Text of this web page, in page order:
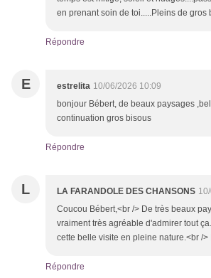
en prenant soin de toi.....Pleins de gros
Répondre
E estrelita 10/06/2026 10:09
bonjour Bébert, de beaux paysages
continuation gros bisous
Répondre
L LA FARANDOLE DES CHANSONS
Coucou Bébert,<br /> De très beaux
vraiment très agréable d'admirer tout
cette belle visite en pleine nature.<br /
Répondre